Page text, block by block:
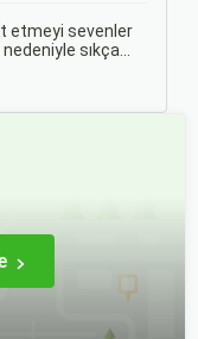
etmeyi sevenler
sıkça